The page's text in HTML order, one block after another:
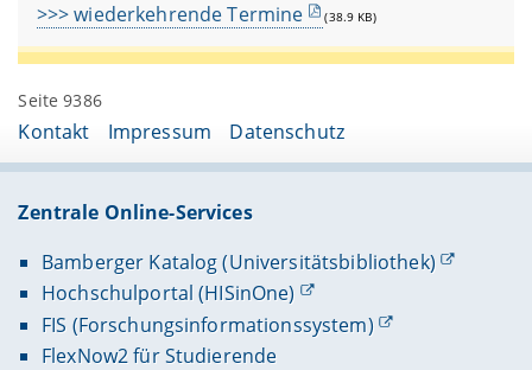
>>> wiederkehrende Termine
(38.9 KB)
Seite 9386
Kontakt Impressum Datenschutz
Zentrale Online-Services
Bamberger Katalog (Universitätsbibliothek)
Hochschulportal (HISinOne)
FIS (Forschungsinformationssystem)
FlexNow2 für Studierende